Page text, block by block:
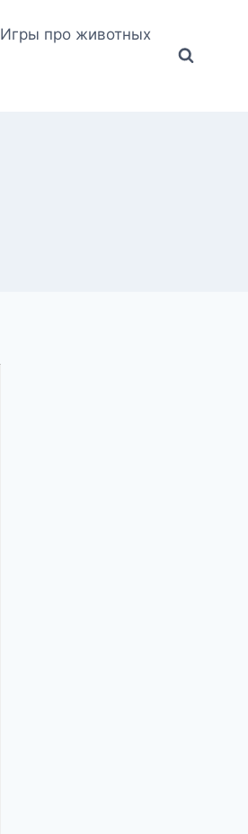
Игры про животных